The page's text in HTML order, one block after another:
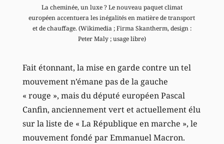
La cheminée, un luxe ? Le nouveau paquet climat
européen accentuera les inégalités en matière de transport
et de chauffage. (Wikimedia ; Firma Skantherm, design :
Peter Maly ; usage libre)
Fait étonnant, la mise en garde contre un tel
mouvement n’émane pas de la gauche
« rouge », mais du député européen Pascal
Canfin, anciennement vert et actuellement élu
sur la liste de « La République en marche », le
mouvement fondé par Emmanuel Macron.